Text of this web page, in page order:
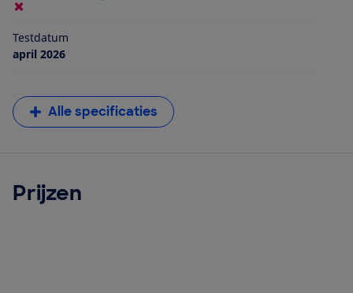
Testdatum
april 2026
Alle specificaties
Prijzen